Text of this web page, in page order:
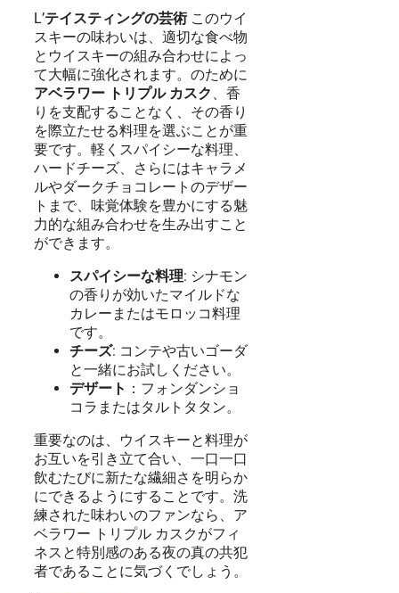
L’テイスティングの芸術 このウイ
スキーの味わいは、適切な食べ物
とウイスキーの組み合わせによっ
て大幅に強化されます。のために
アベラワー トリプル カスク
、香
りを支配することなく、その香り
を際立たせる料理を選ぶことが重
要です。軽くスパイシーな料理、
ハードチーズ、さらにはキャラメ
ルやダークチョコレートのデザー
トまで、味覚体験を豊かにする魅
力的な組み合わせを生み出すこと
ができます。
スパイシーな料理: シナモン
の香りが効いたマイルドな
カレーまたはモロッコ料理
です。
チーズ: コンテや古いゴーダ
と一緒にお試しください。
デザート ：フォンダンショ
コラまたはタルトタタン。
重要なのは、ウイスキーと料理が
お互いを引き立て合い、一口一口
飲むたびに新たな繊細さを明らか
にできるようにすることです。洗
練された味わいのファンなら、ア
ベラワー トリプル カスクがフィ
ネスと特別感のある夜の真の共犯
者であることに気づくでしょう。